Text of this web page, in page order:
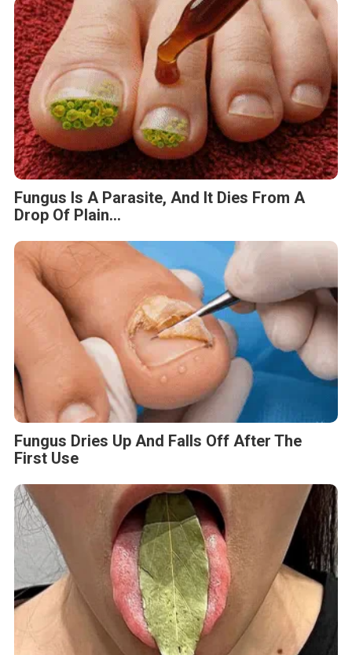
Fungus Is A Parasite, And It Dies From A
Drop Of Plain...
Fungus Dries Up And Falls Off After The
First Use